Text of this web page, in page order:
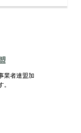
業者連盟加